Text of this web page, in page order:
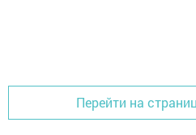
Перейти на